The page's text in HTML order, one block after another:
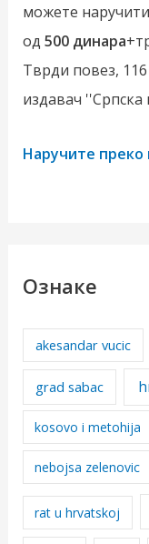
можете
од 500 динара
Тврди повез, 116
издавач
Наручите преко
Ознаке
akesandar vucic
grad sabac
kosovo i metohija
nebojsa zelenovic
rat u hrvatskoj